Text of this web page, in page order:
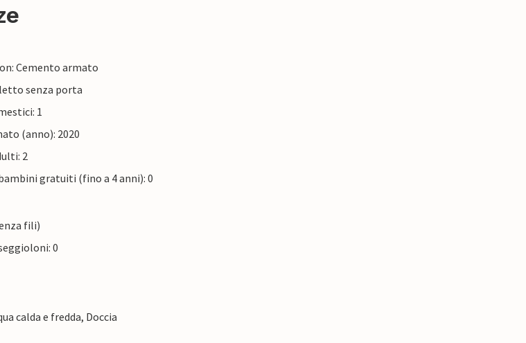
Cemento armato
senza porta
1
(anno): 2020
2
gratuiti (fino a 4 anni): 0
fili)
0
calda e fredda, Doccia